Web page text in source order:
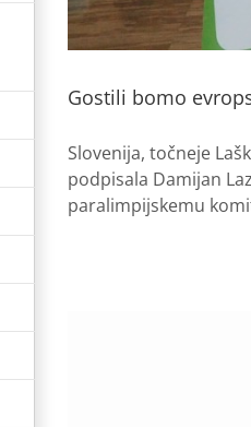
Gostili bomo
Slovenija, točneje
podpisala Damijan
paralimpijskemu